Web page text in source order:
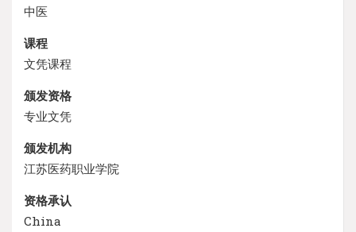
中医
课程
文凭课程
颁发资格
专业文凭
颁发机构
江苏医药职业学院
资格承认
China